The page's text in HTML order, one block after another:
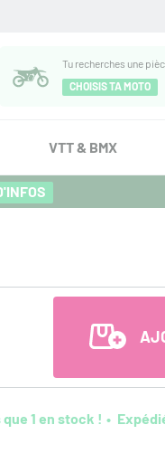
Tu recherches une
CHOISIS TA MOTO
VTT & BMX
que 1 en stock !